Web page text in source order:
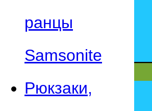
ранцы
Samsonite
Рюкзаки,